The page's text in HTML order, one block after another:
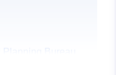
Planning Bureau